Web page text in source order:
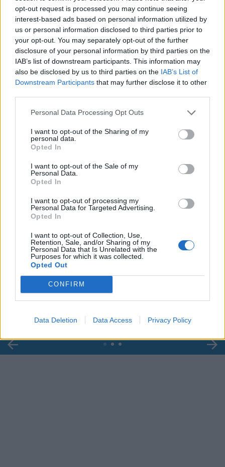
opt-out request is processed you may continue seeing
interest-based ads based on personal information utilized by
us or personal information disclosed to third parties prior to
your opt-out. You may separately opt-out of the further
disclosure of your personal information by third parties on the
IAB’s list of downstream participants. This information may
also be disclosed by us to third parties on the IAB’s List of
Downstream Participants that may further disclose it to other
Personal Data Processing Opt Outs
I want to opt-out of the Sharing of my
personal data.
Opted In
I want to opt-out of the Sale of my
Personal Data.
Opted In
I want to opt-out of processing my
Personal Data for Targeted Advertising.
Opted In
I want to opt-out of Collection, Use,
Retention, Sale, and/or Sharing of my
Personal Data that Is Unrelated with the
Purposes for which it was collected.
Opted Out
CONFIRM
Data Deletion Data Access Privacy Policy
00:00
Leonardo Maria Del Vecchio dall'ex compagna
in ospedale. Le dichiarazioni ai giornalisti